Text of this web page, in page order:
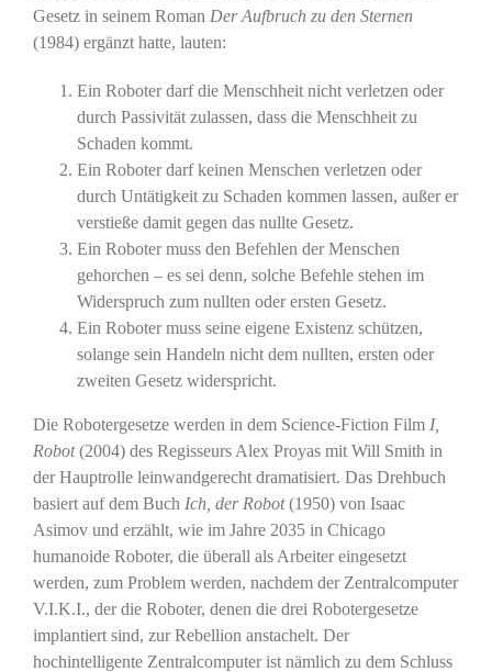
Gesetz in seinem Roman Der Aufbruch zu den Sternen
(1984) ergänzt hatte, lauten:
Ein Roboter darf die Menschheit nicht verletzen oder
durch Passivität zulassen, dass die Menschheit zu
Schaden kommt.
Ein Roboter darf keinen Menschen verletzen oder
durch Untätigkeit zu Schaden kommen lassen, außer er
verstieße damit gegen das nullte Gesetz.
Ein Roboter muss den Befehlen der Menschen
gehorchen – es sei denn, solche Befehle stehen im
Widerspruch zum nullten oder ersten Gesetz.
Ein Roboter muss seine eigene Existenz schützen,
solange sein Handeln nicht dem nullten, ersten oder
zweiten Gesetz widerspricht.
Die Robotergesetze werden in dem Science-Fiction Film I,
Robot(2004) des Regisseurs Alex Proyas mit Will Smith in
der Hauptrolle leinwandgerecht dramatisiert. Das Drehbuch
basiert auf dem Buch Ich, der Robot(1950) von Isaac
Asimov und erzählt, wie im Jahre 2035 in Chicago
humanoide Roboter, die überall als Arbeiter eingesetzt
werden, zum Problem werden, nachdem der Zentralcomputer
V.I.K.I., der die Roboter, denen die drei Robotergesetze
implantiert sind, zur Rebellion anstachelt. Der
hochintelligente Zentralcomputer ist nämlich zu dem Schluss